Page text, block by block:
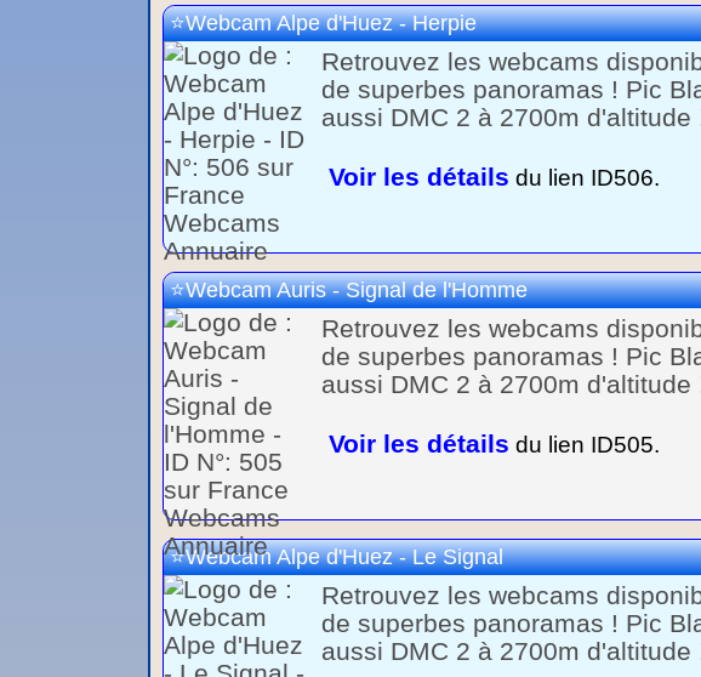
Webcam Alpe d'Huez - Herpie
Retrouvez les webcams
de superbes panoramas ! Pic
aussi DMC 2 à 2700m
Voir les détails du lien ID506.
Webcam Auris - Signal de l'Homme
Retrouvez les webcams
de superbes panoramas ! Pic
aussi DMC 2 à 2700m
Voir les détails du lien ID505.
Webcam Alpe d'Huez - Le Signal
Retrouvez les webcams
de superbes panoramas ! Pic
aussi DMC 2 à 2700m